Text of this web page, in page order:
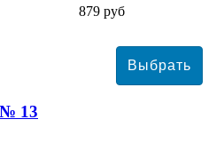
879 руб
13